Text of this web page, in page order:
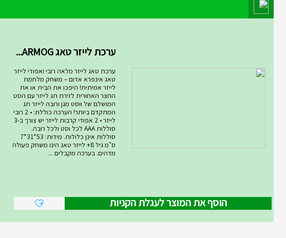
ערכת לייזר טאג ARMOG...
ערכת טאג לייזר מלאה רובי ואפודי לייזר
טאג אינפרא אדום – משחק מלחמת
לייזר אמיתית! היפכו את הבית או את
החצר האחורית לזירת תג לייזר עם הסט
המושלם של ווסט מגן ורובה לייזר תג
המתקדם ביותר! הערכה כוללת: • 2 רובי
לייזר • 2 אפודי קרבות לייזר יש צורך ב-3
סוללות AAA לכל וסט ולכל רובה.
סוללות אינן כלולות. מידות: 53*31*7
ס"מ גיל 8+ לייזר טאג הינו משחק פעולה
מדהים. בערכה מקבלים ...
הוסף את המוצר לעגלת הקניות